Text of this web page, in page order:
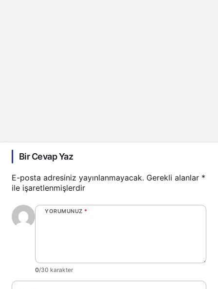
Bir Cevap Yaz
E-posta adresiniz yayınlanmayacak. Gerekli alanlar *
ile işaretlenmişlerdir
YORUMUNUZ *
0/30 karakter